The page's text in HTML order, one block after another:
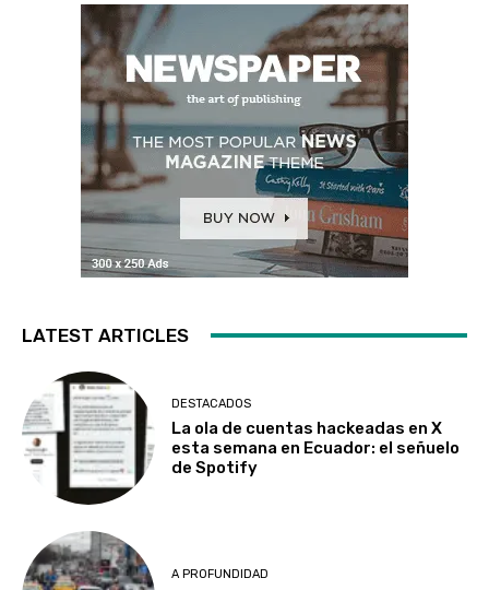
LATEST ARTICLES
DESTACADOS
La ola de cuentas hackeadas en X
esta semana en Ecuador: el señuelo
de Spotify
A PROFUNDIDAD